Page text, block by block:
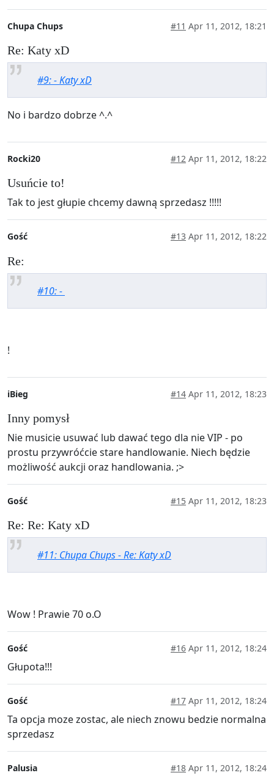
Chupa Chups #11 Apr 11, 2012, 18:21
Re: Katy xD
#9: - Katy xD
No i bardzo dobrze ^.^
Rocki20 #12 Apr 11, 2012, 18:22
Usuńcie to!
Tak to jest głupie chcemy dawną sprzedasz !!!!!
Gość #13 Apr 11, 2012, 18:22
Re:
#10: -
!
iBieg #14 Apr 11, 2012, 18:23
Inny pomysł
Nie musicie usuwać lub dawać tego dla nie VIP - po
prostu przywróćcie stare handlowanie. Niech będzie
możliwość aukcji oraz handlowania. ;>
Gość #15 Apr 11, 2012, 18:23
Re: Re: Katy xD
#11: Chupa Chups - Re: Katy xD
Wow ! Prawie 70 o.O
Gość #16 Apr 11, 2012, 18:24
Głupota!!!
Gość #17 Apr 11, 2012, 18:24
Ta opcja moze zostac, ale niech znowu bedzie normalna
sprzedasz
Palusia #18 Apr 11, 2012, 18:24